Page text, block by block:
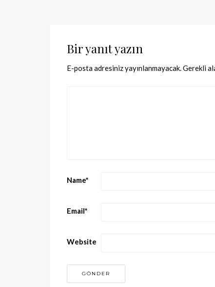
Bir yanıt yazın
E-posta adresiniz yayınlanmayacak.Gerekli
Name*
Email*
Website